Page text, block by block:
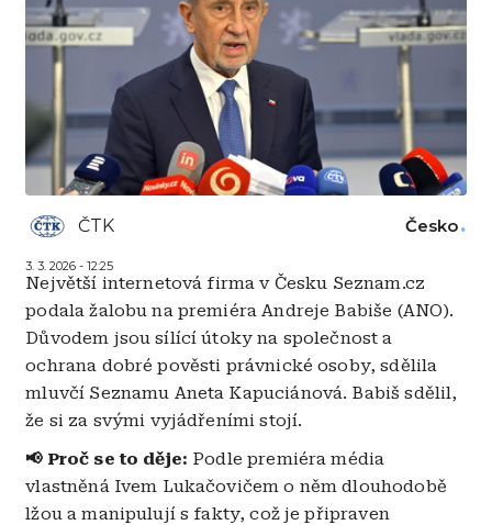
ČTK
3. 3. 2026 - 12:25
Česko
Největší internetová firma v Česku Seznam.cz
podala žalobu na premiéra Andreje Babiše (ANO).
Důvodem jsou sílící útoky na společnost a
ochrana dobré pověsti právnické osoby, sdělila
mluvčí Seznamu Aneta Kapuciánová. Babiš sdělil,
že si za svými vyjádřeními stojí.
📢 Proč se to děje: Podle premiéra média
vlastněná Ivem Lukačovičem o něm dlouhodobě
lžou a manipulují s fakty, což je připraven